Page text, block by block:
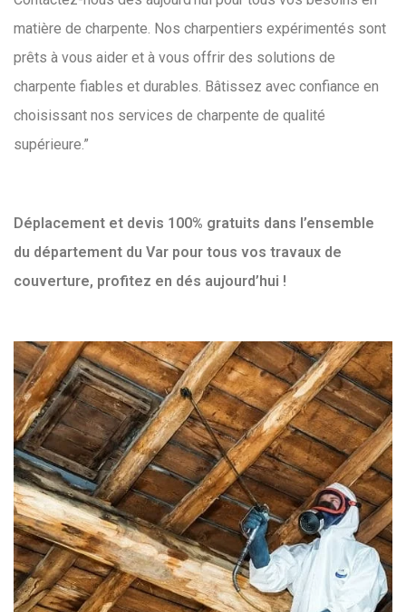
matière de charpente. Nos charpentiers expérimentés sont
prêts à vous aider et à vous offrir des solutions de
charpente fiables et durables. Bâtissez avec confiance en
choisissant nos services de charpente de qualité
supérieure.”
Déplacement et devis 100% gratuits dans l’ensemble
du département du Var pour tous vos travaux de
couverture, profitez en dés aujourd’hui !